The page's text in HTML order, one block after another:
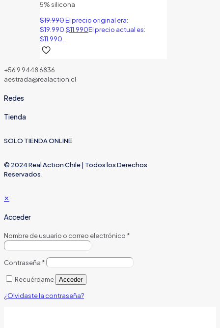
5% silicona
$19.990El precio original era:
$19.990.$11.990El precio actual es:
$11.990.
+56 9 9448 6836
aestrada@realaction.cl
Redes
Tienda
SOLO TIENDA ONLINE
© 2024 Real Action Chile | Todos los Derechos
Reservados.
✕
Acceder
Nombre de usuario o correo electrónico *
Contraseña *
Recuérdame Acceder
¿Olvidaste la contraseña?